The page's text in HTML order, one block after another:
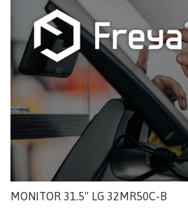
MONITOR 31.5" LG 32MR50C-B